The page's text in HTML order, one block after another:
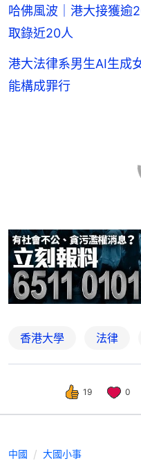
哈佛風波｜港大接獲
取錄近20人
港大法律系男生AI生
能構成罪行
香港大學 法律
19 0
中國 大國小事